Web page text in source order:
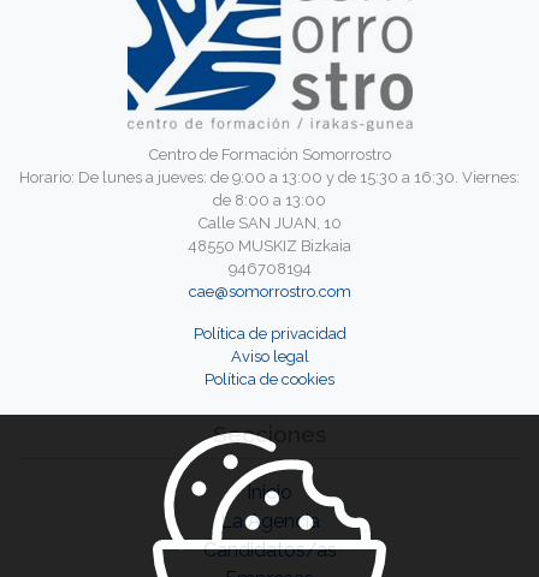
Centro de Formación Somorrostro
Horario: De lunes a jueves: de 9:00 a 13:00 y de 15:30 a 16:30. Viernes:
de 8:00 a 13:00
Calle SAN JUAN, 10
48550 MUSKIZ Bizkaia
946708194
cae@somorrostro.com
Política de privacidad
Aviso legal
Política de cookies
Secciones
Inicio
La Agencia
Candidatos/as